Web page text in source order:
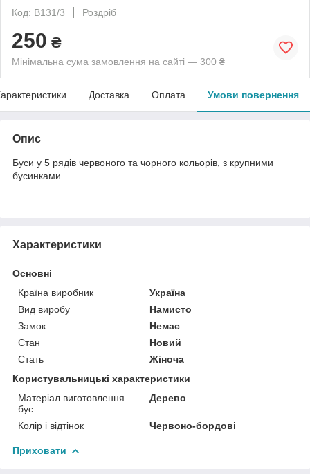
Код: B131/3
Роздріб
250 ₴
Мінімальна сума замовлення на сайті — 300 ₴
Доставка Оплата Умови повернення
Опис
Буси у 5 рядів червоного та чорного кольорів, з крупними
бусинками
Характеристики
Основні
Країна виробник
Україна
Вид виробу
Намисто
Замок
Немає
Стан
Новий
Стать
Жіноча
Користувальницькі характеристики
Матеріал виготовлення
бус
Дерево
Колір і відтінок Червоно-бордові
Приховати